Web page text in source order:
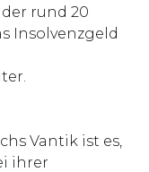
rund 20
Insolvenzgeld
Vantik ist es,
ihrer